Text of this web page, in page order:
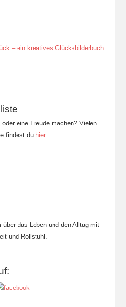
– ein kreatives Glücksbilderbuch
eine Freude machen? Vielen
findest du hier
über das Leben und den Alltag mit
und Rollstuhl.